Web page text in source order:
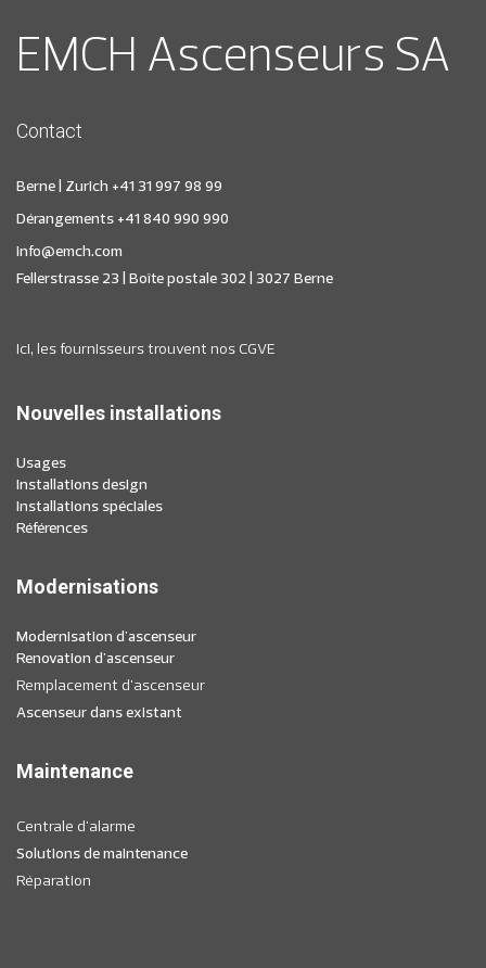
EMCH Ascenseurs SA
Contact
Berne | Zurich +41 31 997 98 99
Dérangements +41 840 990 990
info@emch.com
Fellerstrasse 23 | Boîte postale 302 | 3027 Berne
Ici, les fournisseurs trouvent nos CGVE
Nouvelles installations
Usages
Installations design
Installations spéciales
Références
Modernisations
Modernisation d'ascenseur
Renovation d'ascenseur
Remplacement d'ascenseur
Ascenseur dans existant
Maintenance
Centrale d'alarme
Solutions de maintenance
Réparation